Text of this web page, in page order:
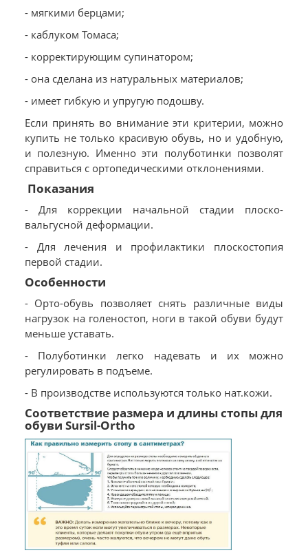
- мягкими берцами;
- каблуком Томаса;
- корректирующим супинатором;
- она сделана из натуральных материалов;
- имеет гибкую и упругую подошву.
Если принять во внимание эти критерии, можно
купить не только красивую обувь, но и удобную,
и полезную. Именно эти полуботинки позволят
справиться с ортопедическими отклонениями.
Показания
- Для коррекции начальной стадии плоско-
вальгусной деформации.
- Для лечения и профилактики плоскостопия
первой стадии.
Особенности
- Орто-обувь позволяет снять различные виды
нагрузок на голеностоп, ноги в такой обуви будут
меньше уставать.
- Полуботинки легко надевать и их можно
регулировать в подъеме.
- В производстве используются только нат.кожи.
Соответствие размера и длины стопы для
обуви Sursil-Ortho